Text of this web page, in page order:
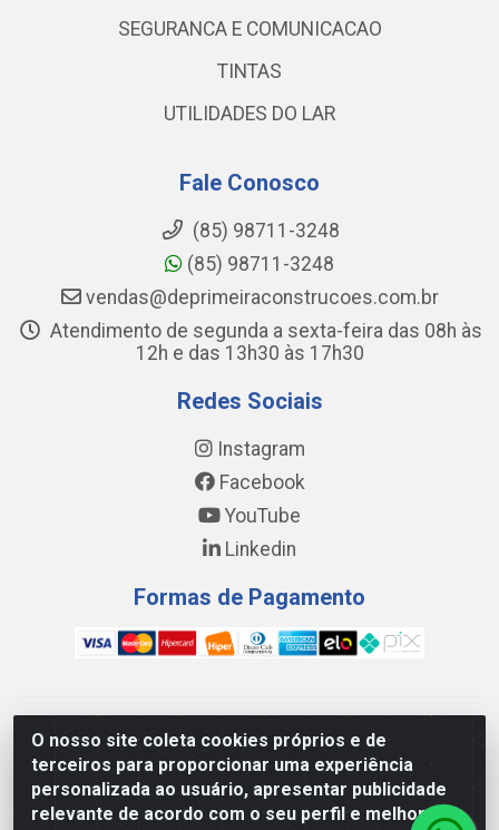
O nosso site coleta cookies próprios e de
terceiros para proporcionar uma experiência
personalizada ao usuário, apresentar publicidade
relevante de acordo com o seu perfil e melhorar a
SEGURANCA E COMUNICACAO
TINTAS
UTILIDADES DO LAR
Fale Conosco
(85) 98711-3248
(85) 98711-3248
vendas@deprimeiraconstrucoes.com.br
Atendimento de segunda a sexta-feira das 08h às
12h e das 13h30 às 17h30
Redes Sociais
Instagram
Facebook
YouTube
Linkedin
Formas de Pagamento
WING DISTRIBUIDORA COMÉRCIO E LOGÍSTICA DE MATERIAL
DE CONSTRUÇÕES LTDA - AV. DA INTEGRAÇÃO, 790 -
PATRÍCIA GOMES, CAUCAIA/CE - CEP 61.604-505 - CNPJ
17.523.384/0001-20